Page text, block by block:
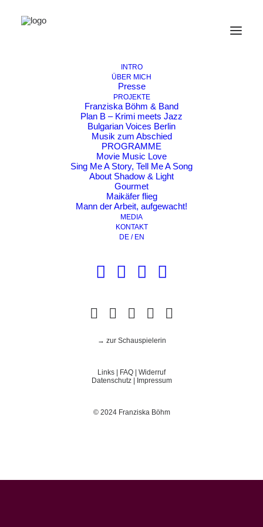
INTRO
ÜBER MICH
Presse
PROJEKTE
Franziska Böhm & Band
Plan B – Krimi meets Jazz
Bulgarian Voices Berlin
Musik zum Abschied
PROGRAMME
Movie Music Love
Sing Me A Story, Tell Me A Song
About Shadow & Light
Gourmet
Maikäfer flieg
Mann der Arbeit, aufgewacht!
MEDIA
KONTAKT
DE / EN
→ zur Schauspielerin
Links FAQ
Widerruf
Datenschutz| Impressum
© 2024 Franziska Böhm